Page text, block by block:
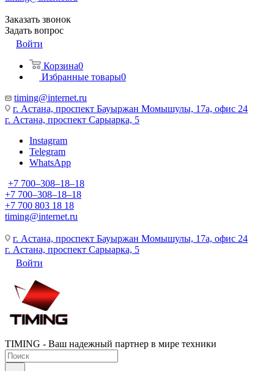
Заказать звонок
Задать вопрос
Войти
Корзина0
Избранные товары0
timing@internet.ru
г. Астана, проспект Бауыржан Момышулы, 17а, офис 24
г. Астана, проспект Сарыарка, 5
Instagram
Telegram
WhatsApp
+7 700‒308‒18‒18
+7 700‒308‒18‒18
+7 700 803 18 18
timing@internet.ru
г. Астана, проспект Бауыржан Момышулы, 17а, офис 24
г. Астана, проспект Сарыарка, 5
Войти
TIMING - Ваш надежный партнер в мире техники